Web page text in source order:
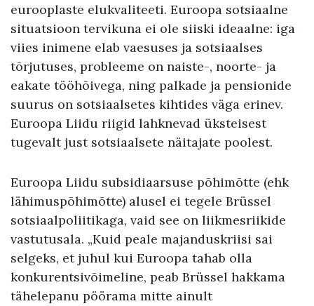
eurooplaste elukvaliteeti. Euroopa sotsiaalne
situatsioon tervikuna ei ole siiski ideaalne: iga
viies inimene elab vaesuses ja sotsiaalses
tõrjutuses, probleeme on naiste-, noorte- ja
eakate tööhõivega, ning palkade ja pensionide
suurus on sotsiaalsetes kihtides väga erinev.
Euroopa Liidu riigid lahknevad üksteisest
tugevalt just sotsiaalsete näitajate poolest.
Euroopa Liidu subsidiaarsuse põhimõtte (ehk
lähimuspõhimõtte) alusel ei tegele Brüssel
sotsiaalpoliitikaga, vaid see on liikmesriikide
vastutusala. „Kuid peale majanduskriisi sai
selgeks, et juhul kui Euroopa tahab olla
konkurentsivõimeline, peab Brüssel hakkama
tähelepanu pöörama mitte ainult